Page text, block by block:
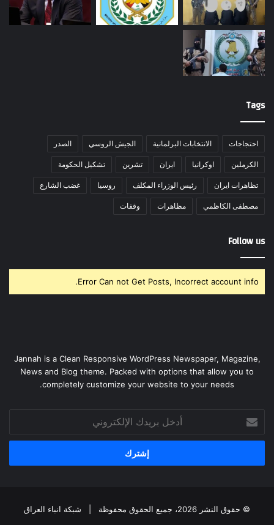
Tags
احتجاجات الانتخابات البرلمانية الجيش الروسي الصدر
الكرملين اوكرانيا ايران تشرين تشكيل الحكومة
تظاهرات ايران رئيس الوزراء المكلف روسيا غضب الشارع
مصطفى الكاظمي مظاهرات وقفات
Follow us
Error Can not Get Posts, Incorrect account info.
Jannah is a Clean Responsive WordPress Newspaper, Magazine,
News and Blog theme. Packed with options that allow you to
completely customize your website to your needs.
بريدك
الإلكتروني
© حقوق النشر 2026، جميع الحقوق محفوظة | شبكة انباء العراق